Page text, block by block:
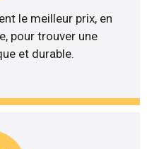
le meilleur prix, en
pour trouver une
et durable.